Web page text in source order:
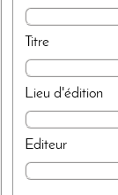
Titre
Lieu d'édition
Editeur